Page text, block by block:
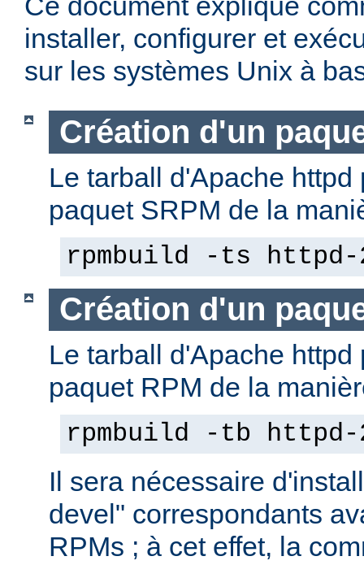
installer, configurer et
sur les systèmes Unix à
Création d'un
Le tarball d'Apache
paquet SRPM de la
rpmbuild -ts
Création d'un
Le tarball d'Apache
paquet RPM de la
rpmbuild -tb
Il sera nécessaire
devel" correspondants
RPMs ; à cet effet, la